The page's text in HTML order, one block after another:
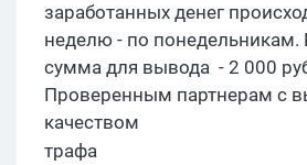
заработанных денег
неделю - по
сумма для вывода - 2 000
Проверенным партнерам с
качеством
трафа